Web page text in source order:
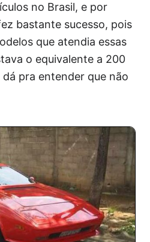
no Brasil, e por
bastante sucesso, pois
que atendia essas
o equivalente a 200
pra entender que não